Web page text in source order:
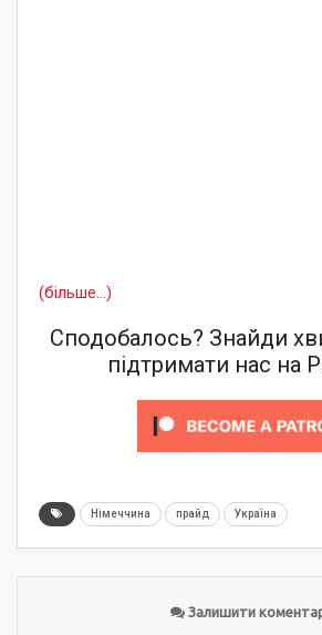
(більше…)
Сподобалось? Знайди
підтримати нас на
Німеччина прайд Україна
Залишити